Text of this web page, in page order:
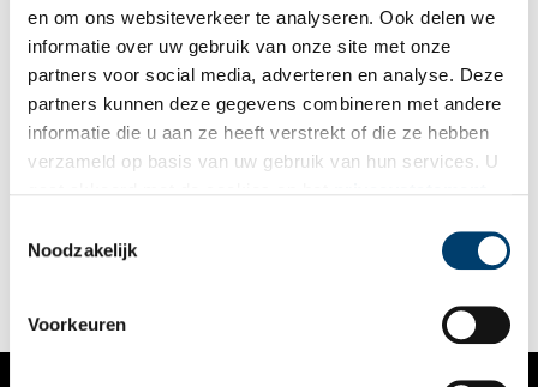
en om ons websiteverkeer te analyseren. Ook delen we
informatie over uw gebruik van onze site met onze
partners voor social media, adverteren en analyse. Deze
partners kunnen deze gegevens combineren met andere
informatie die u aan ze heeft verstrekt of die ze hebben
verzameld op basis van uw gebruik van hun services. U
Noodzakelijk
Voorkeuren
Zaans bedrijf laat Nederlander ‘buitenlands’ eten
De bloei van handel en industrie in de Zaanstreek is voor een
niet onbelangrijk deel te danken aan een aantal succesvolle
op meerdere fronten actief, maar is vooral bekend geworden
van het gelijknamige voedingsmiddelenbedrijf.